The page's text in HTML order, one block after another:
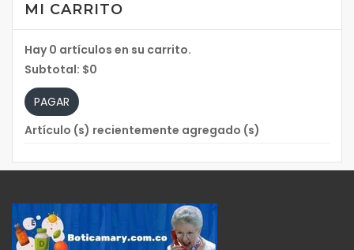
MI CARRITO
Hay0 artículos en su carrito.
Subtotal: $0
PAGAR
Artículo (s) recientemente agregado (s)